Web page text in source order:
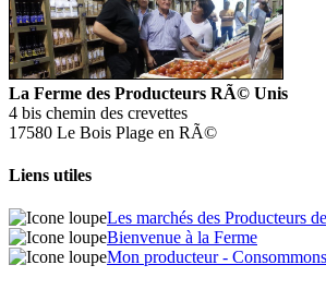
La Ferme des Producteurs RÃ© Unis
4 bis chemin des crevettes
17580 Le Bois Plage en RÃ©
Liens utiles
Les marchés des Producteurs
Bienvenue à la Ferme
Mon producteur -